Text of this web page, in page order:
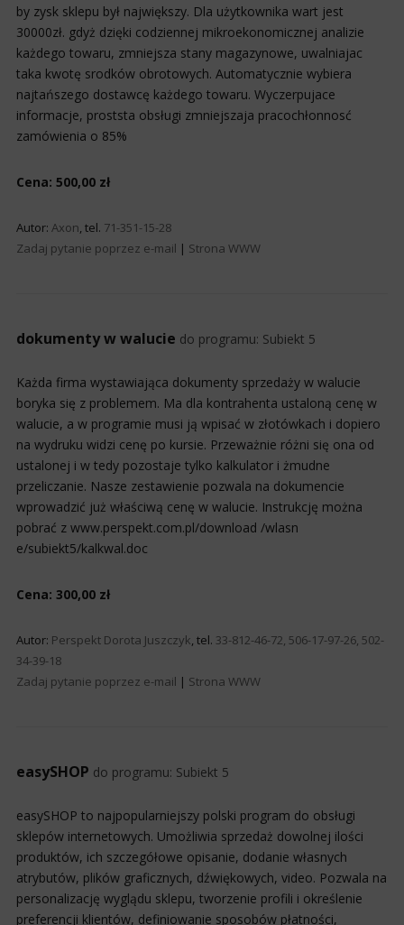
by zysk sklepu był największy. Dla użytkownika wart jest
30000zł. gdyż dzięki codziennej mikroekonomicznej analizie
każdego towaru, zmniejsza stany magazynowe, uwalniajac
taka kwotę srodków obrotowych. Automatycznie wybiera
najtańszego dostawcę każdego towaru. Wyczerpujace
informacje, proststa obsługi zmniejszaja pracochłonnosć
zamówienia o 85%
Cena: 500,00 zł
Autor: Axon, tel. 71-351-15-28
Zadaj pytanie poprzez e-mail | Strona WWW
dokumenty w walucie do programu: Subiekt 5
Każda firma wystawiająca dokumenty sprzedaży w walucie
boryka się z problemem. Ma dla kontrahenta ustaloną cenę w
walucie, a w programie musi ją wpisać w złotówkach i dopiero
na wydruku widzi cenę po kursie. Przeważnie różni się ona od
ustalonej i w tedy pozostaje tylko kalkulator i żmudne
przeliczanie. Nasze zestawienie pozwala na dokumencie
wprowadzić już właściwą cenę w walucie. Instrukcję można
pobrać z www.perspekt.com.pl/download /wlasn
e/subiekt5/kalkwal.doc
Cena: 300,00 zł
Autor: Perspekt Dorota Juszczyk, tel. 33-812-46-72, 506-17-97-26, 502-
34-39-18
Zadaj pytanie poprzez e-mail | Strona WWW
easySHOP do programu: Subiekt 5
easySHOP to najpopularniejszy polski program do obsługi
sklepów internetowych. Umożliwia sprzedaż dowolnej ilości
produktów, ich szczegółowe opisanie, dodanie własnych
atrybutów, plików graficznych, dźwiękowych, video. Pozwala na
personalizację wyglądu sklepu, tworzenie profili i określenie
preferencji klientów, definiowanie sposobów płatności,